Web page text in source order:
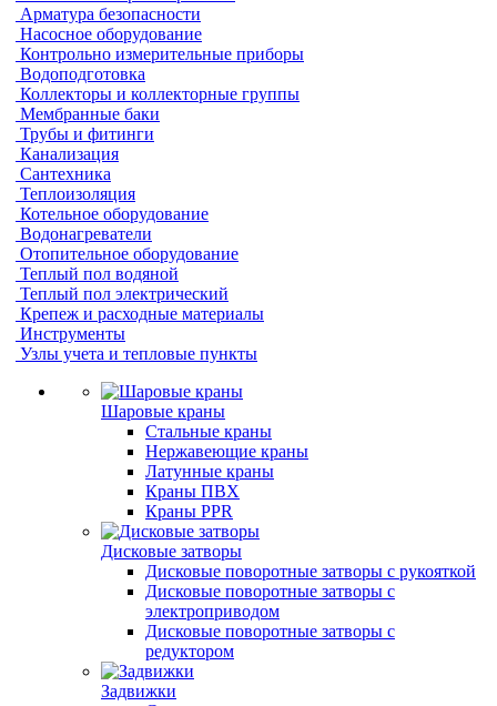
Арматура безопасности
Насосное оборудование
Контрольно измерительные приборы
Водоподготовка
Коллекторы и коллекторные группы
Мембранные баки
Трубы и фитинги
Канализация
Сантехника
Теплоизоляция
Котельное оборудование
Водонагреватели
Отопительное оборудование
Теплый пол водяной
Теплый пол электрический
Крепеж и расходные материалы
Инструменты
Узлы учета и тепловые пункты
Шаровые краны
Стальные краны
Нержавеющие краны
Латунные краны
Краны ПВХ
Краны PPR
Дисковые затворы
Дисковые поворотные затворы с рукояткой
Дисковые поворотные затворы с
электроприводом
Дисковые поворотные затворы с
редуктором
Задвижки